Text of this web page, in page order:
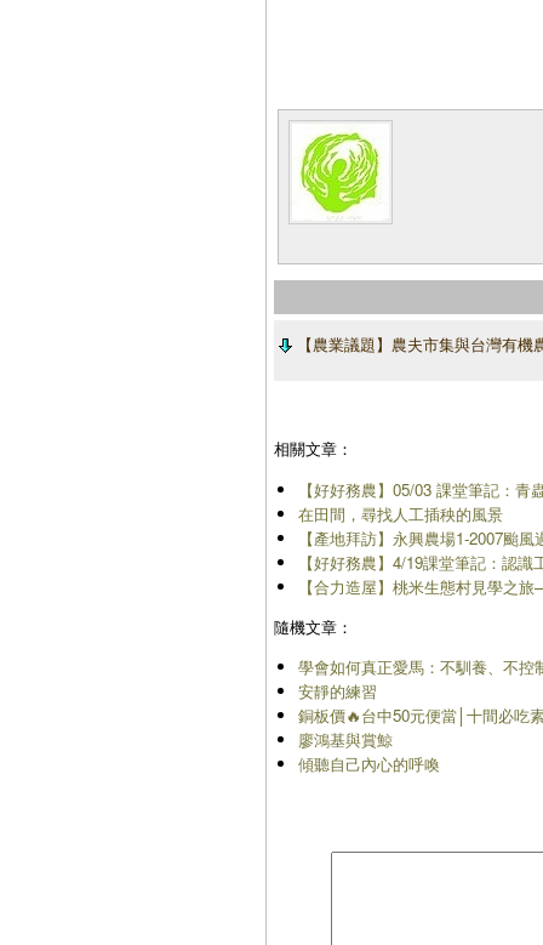
【農業議題】農夫市集與台灣有機
相關文章：
【好好務農】05/03 課堂筆記：青
在田間，尋找人工插秧的風景
【產地拜訪】永興農場1-2007颱風
【好好務農】4/19課堂筆記：認
【合力造屋】桃米生態村見學之
隨機文章：
學會如何真正愛馬：不馴養、不控
安靜的練習
銅板價🔥台中50元便當│十間必吃
廖鴻基與賞鯨
傾聽自己內心的呼喚